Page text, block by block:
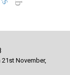
November,